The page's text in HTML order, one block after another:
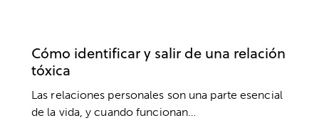
Cómo identificar y salir de una relación
tóxica
Las relaciones personales son una parte esencial
de la vida, y cuando funcionan…